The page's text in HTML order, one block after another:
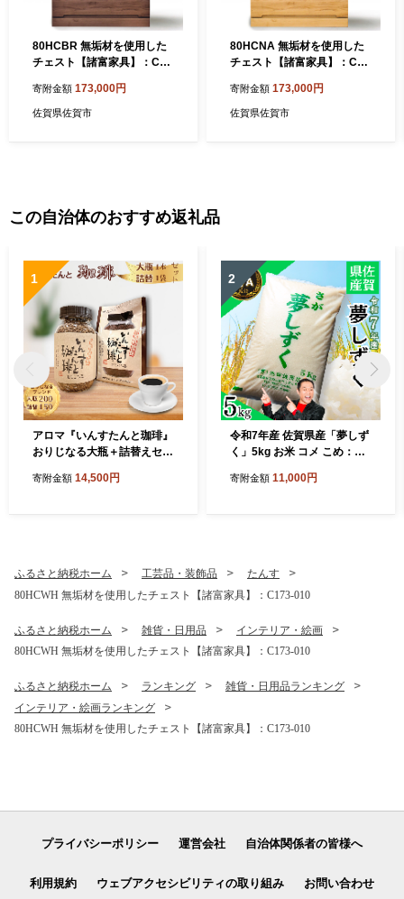
80HCBR 無垢材を使用した
チェスト【諸富家具】：C17
寄附金額 173,000円
佐賀県佐賀市
80HCNA 無垢材を使用した
チェスト【諸富家具】：C17
寄附金額 173,000円
佐賀県佐賀市
この自治体のおすすめ返礼品
1
アロマ『いんすたんと珈琲』
おりじなる大瓶＋詰替えセッ
琲 飲料 アロマ珈琲 佐賀県 佐
寄附金額 14,500円
2
令和7年産 佐賀県産「夢しず
く」5kg お米 コメ こめ：B1
寄附金額 11,000円
ふるさと納税ホーム 工芸品・装飾品
たんす
80HCWH 無垢材を使用したチェスト【諸富家具】：C173-010
ふるさと納税ホーム 雑貨・日用品
インテリア・絵画
80HCWH 無垢材を使用したチェスト【諸富家具】：C173-010
ふるさと納税ホーム ランキング
雑貨・日用品ランキング
インテリア・絵画ランキング
80HCWH 無垢材を使用したチェスト【諸富家具】：C173-010
プライバシーポリシー 運営会社 自治体関係者の皆様へ
利用規約 ウェブアクセシビリティの取り組み お問い合わせ